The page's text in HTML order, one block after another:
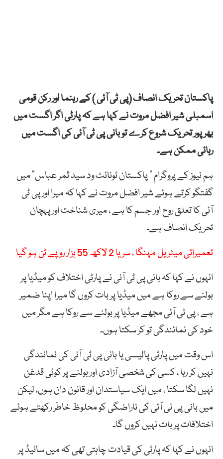
پاکستان تحریک انصاف (پی ٹی آئی ) کے رہنما اور رکن قومی
اسمبلی شیر افضل مروت نے کہا ہے کہ پارٹی اگر اگست میں
بھرپور تحریک شروع کرے تو بانی پی ٹی آئی کی اگست میں
رہائی ممکن ہے۔
ہم نیوز کے پروگرام ” پاکستان ٹونائٹ ود سید ثمر عباس” میں
گفتگو کرتے ہوئے شیر افضل مروت نے کہا کہ میرا اور پی ٹی
آئی کا تعلق روح اور جسم کا ہے ، میری شناخت اور پہچان
تحریک انصاف ہے۔
تعمیراتی میٹریل مہنگا ، سریا 2 لاکھ 55 ہزار روپے ٹن ہو گیا
انہوں نے کہا کہ بانی پی ٹی آئی نے پارٹی اختلاف کو میڈیا پر
بولنے سے روکا ہے میں میڈیا پر بات کروں گا میرا اپنا ضمیر
ہے ، پی ٹی آئی مجھے میڈیا پر بولنے سے روکا ہے مگر میں
خود کی نمائندگی تو کر سکتا ہوں۔
اس وقت میں پارٹی پالیسی یا بانی پی ٹی آئی کی نمائندگی
نہیں کر رہا ، کسی کی شخصی آزادی اور بولنے پر کوئی قدغن
نہیں لگا سکتا ، میں ایک سیاستدان اور قانون دان ہوں، لیکن
میں بانی پی ٹی آئی کی ناراضگی کو محلوظ خاطر رکھتے ہوئے
اختلافات پر بات نہیں کروں گا۔
انہوں نے کہا کہ پارٹی کی قیادت چاہتی تھی کہ میں سائیڈ پر